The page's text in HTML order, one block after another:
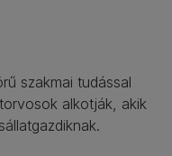
szakmai tudással
alkotják, akik